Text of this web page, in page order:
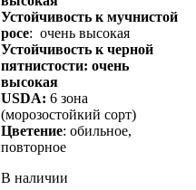
Устойчивость к мучнистой
росе: очень высокая
Устойчивость к черной
пятнистости: очень
высокая
USDA: 6 зона
(морозостойкий сорт)
Цветение: обильное,
повторное
В наличии